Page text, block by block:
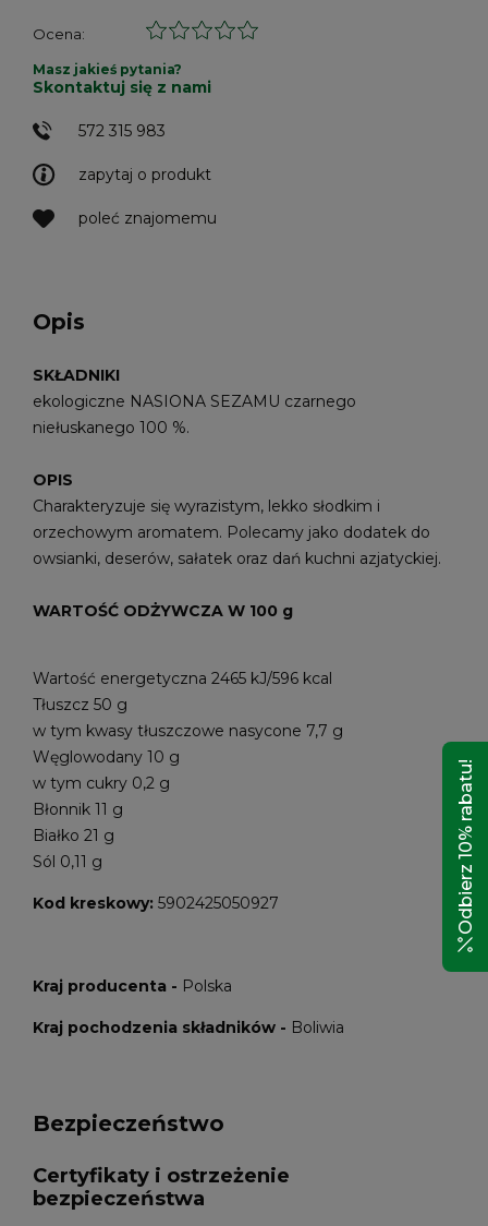
Ocena:
zapytaj o produkt
poleć znajomemu
Masz jakieś pytania?
Skontaktuj się z nami
572 315 983
Opis
SKŁADNIKI
ekologiczne NASIONA SEZAMU czarnego
niełuskanego 100 %.
OPIS
Charakteryzuje się wyrazistym, lekko słodkim i
orzechowym aromatem. Polecamy jako dodatek do
owsianki, deserów, sałatek oraz dań kuchni azjatyckiej.
WARTOŚĆ ODŻYWCZA W 100 g
Wartość energetyczna 2465 kJ/596 kcal
Tłuszcz 50 g
w tym kwasy tłuszczowe nasycone 7,7 g
Węglowodany 10 g
w tym cukry 0,2 g
Błonnik 11 g
Białko 21 g
Sól 0,11 g
Kod kreskowy: 5902425050927
Kraj producenta - Polska
Kraj pochodzenia składników - Boliwia
Bezpieczeństwo
Certyfikaty i ostrzeżenie
bezpieczeństwa
Odbierz 10% rabatu!